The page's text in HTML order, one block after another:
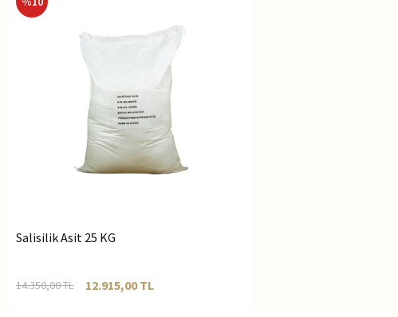
Salisilik Asit 25 KG
14.350,00TL 12.915,00TL